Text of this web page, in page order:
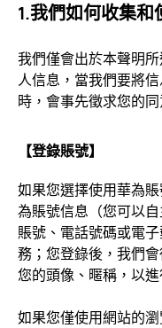
1.我們如何收集
我們僅會出於本聲明
人信息，當我們要將
時，會事先徵求您的同
【登錄賬號】
如果您選擇使用華為
為賬號信息（您可以
賬號、電話號碼或電
務；您登錄後，我們
您的頭像、暱稱，以進
如果您僅使用網站的